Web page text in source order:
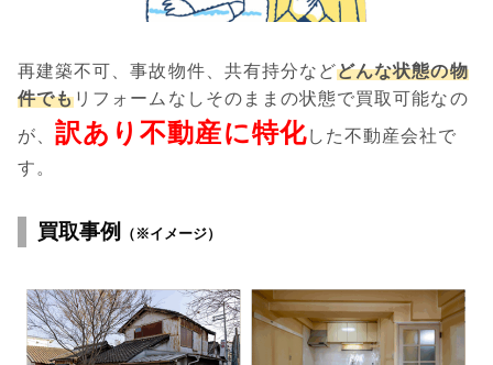
再建築不可、事故物件、共有持分などどんな状態の物
件でもリフォームなしそのままの状態で買取可能なの
が、訳あり不動産に特化した不動産会社で
す。
買取事例 （※イメージ）